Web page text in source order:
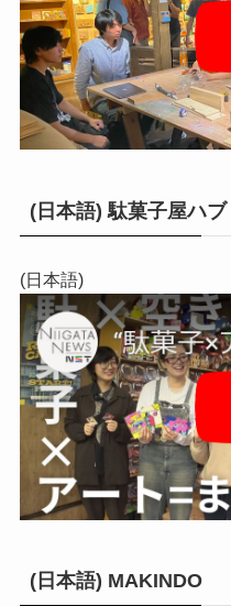
(日本語) 駄菓子屋ハブ
(日本語)
(日本語) MAKINDO